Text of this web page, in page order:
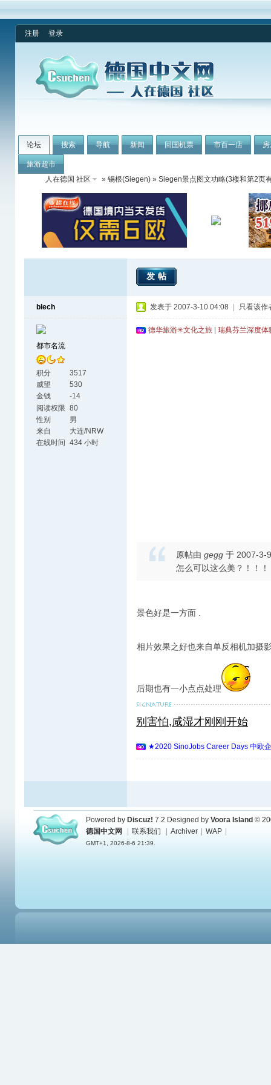
注册 登录
论坛 搜索 导航 新闻 回国机票 市百一店
旅游超市
人在德国 社区
» 锡根(Siegen) » Siegen景点图文功略(3楼和第2页
发帖
blech
都市名流
积分
3517
威望
530
金钱
-14
阅读权限 80
性别
男
来自
大连/NRW
siegen
在线时间 434 小时
发表于 2007-3-10 04:08 只看该作
德华旅游✳文化之旅 | 瑞典芬兰深度
原帖由 gegg 于 2007-3-
怎么可以这么美？！！
景色好是一方面 .
相片效果之好也来自单反相机加摄
后期也有一小点点处理
别害怕,咸湿才刚刚开始
★2020 SinoJobs Career Days 中欧
Powered by Discuz! 7.2 Designed by Voora Island ©
德国中文网
联系我们 Archiver WAP
GMT+1, 2026-8-6 21:39.